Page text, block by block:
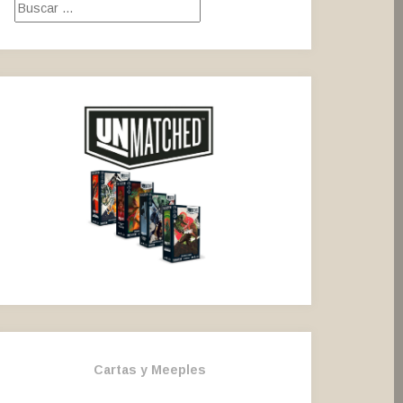
Buscar:
Cartas y Meeples